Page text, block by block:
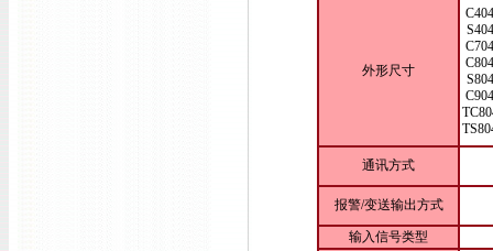
外形尺寸
C404
S404
C704
C804
S804
C904
通讯方式
报警/变送输出方式
输入信号类型